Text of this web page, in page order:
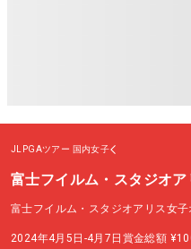
JLPGAツアー 国内女子
富士フイルム・スタジオ
富士フイルム・スタジオアリス女子
2024年4月5日-4月7日 賞金総額